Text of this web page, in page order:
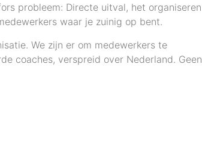
probleem: Directe uitval, het organiseren
waar je zuinig op bent.
We zijn er om medewerkers te
coaches, verspreid over Nederland. Geen